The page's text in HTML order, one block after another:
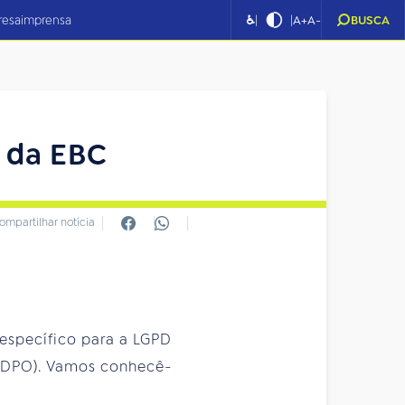
imprensa ♿| |A+A- BUSCA
EBC
notícia
para a LGPD
Vamos conhecê-